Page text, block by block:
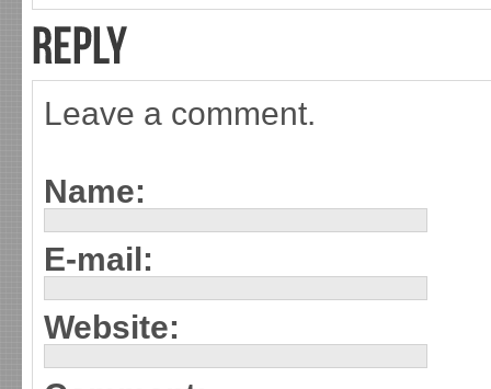
Leave a comment.
Name:
E-mail:
Website: